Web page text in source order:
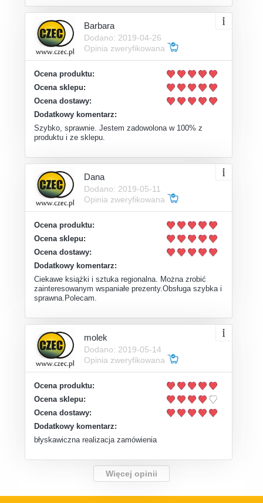
Barbara
Dodano: 2019-04-26
Opinia zweryfikowana
Ocena produktu:
Ocena sklepu:
Ocena dostawy:
Dodatkowy komentarz:
Szybko, sprawnie. Jestem zadowolona w 100% z
produktu i ze sklepu.
Dana
Dodano: 2019-05-11
Opinia zweryfikowana
Ocena produktu:
Ocena sklepu:
Ocena dostawy:
Dodatkowy komentarz:
Ciekawe książki i sztuka regionalna. Można zrobić
zainteresowanym wspaniałe prezenty.Obsługa szybka i
sprawna.Polecam.
molek
Dodano: 2019-05-14
Opinia zweryfikowana
Ocena produktu:
Ocena sklepu:
Ocena dostawy:
Dodatkowy komentarz:
błyskawiczna realizacja zamówienia
Więcej opinii